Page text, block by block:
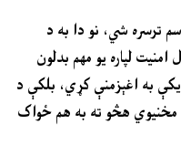
ترسره شي، نو دا به د
لپاره یو مهم بدلون
به اغېزمنې کړي، بلکې د
هڅو ته به هم ځواک